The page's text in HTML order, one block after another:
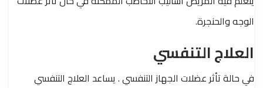
الوجه والحنجرة.
العلاج التنفسي
في حالة تأثر عضلات الجهاز التنفسي . يساعد العلاج التنفسي